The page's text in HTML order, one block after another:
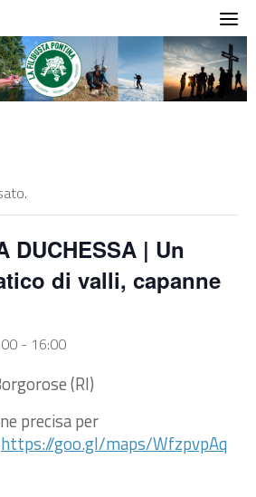
DUCHESSA | Un
di valli, capanne
- 16:00
(RI)
precisa per
https://goo.gl/maps/WfzpvpAq